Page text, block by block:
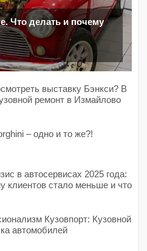
Что делать и почему
выставку Бэнкси? В
ремонт в Измайлово
– одно и то же?!
в автосервисах 2025 года:
клиентов стало меньше и что
Кузовпорт: Кузовной
автомобилей